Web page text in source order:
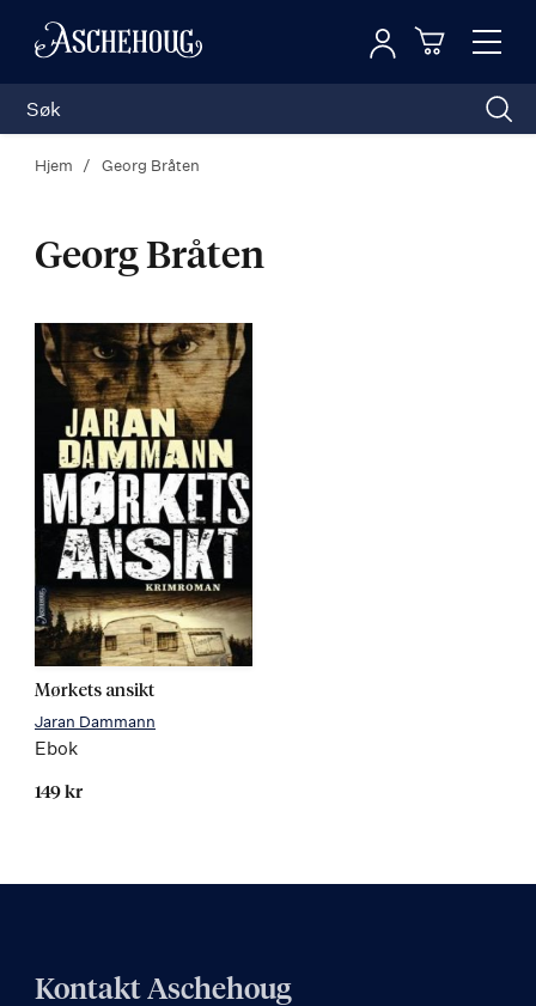
Toggle
Logg inn
Hjem Georg Bråten
Georg Bråten
Mørkets ansikt
Jaran Dammann
Ebok
149 kr
Les
mer
Kontakt Aschehoug